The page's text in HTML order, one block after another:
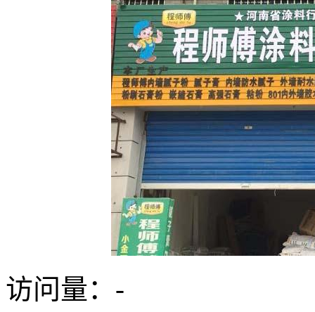
访问量： -